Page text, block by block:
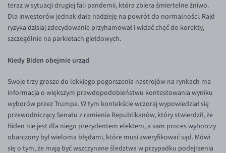
EUR/AUD
EUR/BGN
EUR/CAD
EUR/CNY
EUR/HUF
EUR/ILS
EUR/JPY
EUR/NZD
teraz w sytuacji drugiej fali pandemii, która zbiera śmiertelne żniwo.
Dla inwestorów jednak dała nadzieję na powrót do normalności. Rajd
ryzyka dzisiaj zdecydowanie przyhamował i widać chęć do korekty,
szczególnie na parkietach giełdowych.
Kiedy Biden obejmie urząd
Swoje trzy grosze do lekkiego pogorszenia nastrojów na rynkach ma
informacja o większym prawdopodobieństwu kontestowania wyniku
wyborów przez Trumpa. W tym kontekście wczoraj wypowiedział się
przewodniczący Senatu z ramienia Republikanów, który stwierdził, że
Biden nie jest dla niego prezydentem elektem, a sam proces wyborczy
obarczony był wieloma błędami, które musi zweryfikować sąd. Mówi
się o tym, że mają być wszczynane śledztwa w przypadku podejrzenia